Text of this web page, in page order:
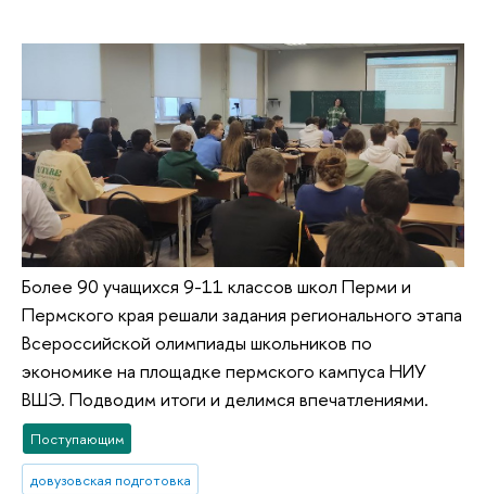
Более 90 учащихся 9-11 классов школ Перми и
Пермского края решали задания регионального этапа
Всероссийской олимпиады школьников по
экономике на площадке пермского кампуса НИУ
ВШЭ. Подводим итоги и делимся впечатлениями.
Поступающим
довузовская подготовка